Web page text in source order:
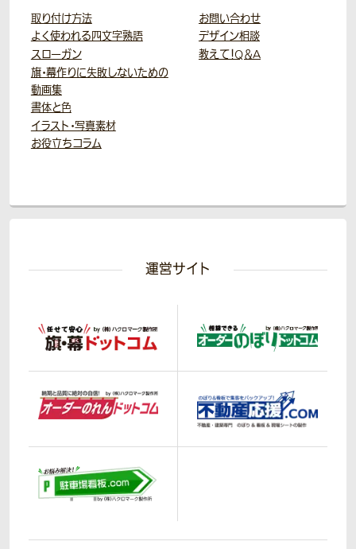
取り付け方法
よく使われる四文字熟語
スローガン
旗・幕作りに失敗しないための
動画集
書体と色
イラスト・写真素材
お役立ちコラム
お問い合わせ
デザイン相談
教えて！Q＆A
運営サイト